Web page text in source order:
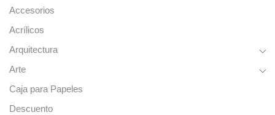
Accesorios
Acrílicos
Arquitectura
Arte
Caja para Papeles
Descuento